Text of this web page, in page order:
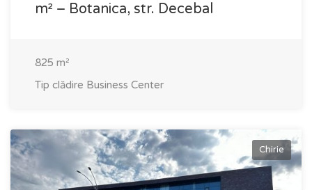
m² – Botanica, str. Decebal
825 m²
Tip clădire Business Center
Chirie